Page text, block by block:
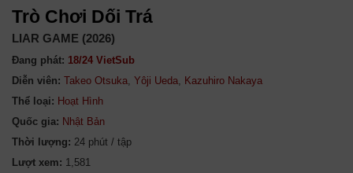
Trò Chơi Dối Trá
LIAR GAME (2026)
Đang phát: 18/24 VietSub
Diễn viên: Takeo Otsuka, Yôji Ueda, Kazuhiro Nakaya
Thể loại: Hoạt Hình
Quốc gia: Nhật Bản
Thời lượng: 24 phút / tập
Lượt xem: 1,581